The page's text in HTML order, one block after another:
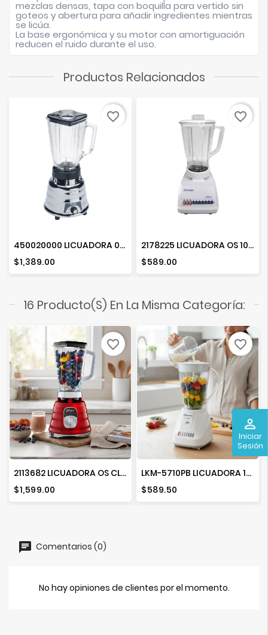
perm_identity
Iniciar
Sesión
mezclas densas, tapa con boquilla para vertido sin
goteos y abertura para añadir ingredientes mientras
se licúa.
La base ergonómica y su motor con amortiguación
reducen el ruido durante el uso.
Productos Relacionados
450020000 LICUADORA 02 VEL. CROMADA
Precio
$1,389.00
favorite_border
2178225 LICUADORA OS 10 VEL BLANCA
Precio
$589.00
favorite_border
16 Producto(s) En La Misma Categoría:
2113682 LICUADORA OS CLASICA PERILLA ROJA
Precio
$1,599.00
favorite_border
LKM-5710PB LICUADORA 10 VEL.
Precio
$589.50
favorite_border
Comentarios (0)
No hay opiniones de clientes por el momento.